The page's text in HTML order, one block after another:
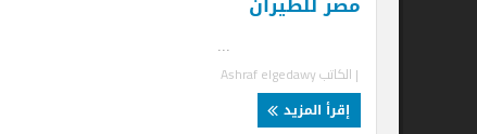
Ashraf elgedawy